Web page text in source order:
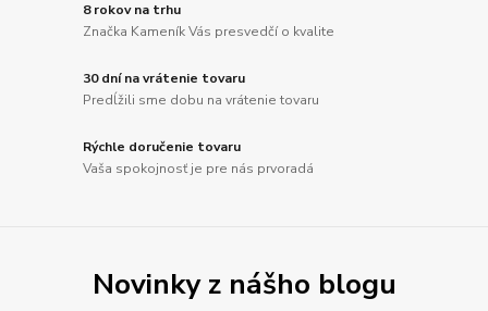
8 rokov na trhu
Značka Kameník Vás presvedčí o kvalite
30 dní na vrátenie tovaru
Predĺžili sme dobu na vrátenie tovaru
Rýchle doručenie tovaru
Vaša spokojnosť je pre nás prvoradá
Novinky z nášho blogu